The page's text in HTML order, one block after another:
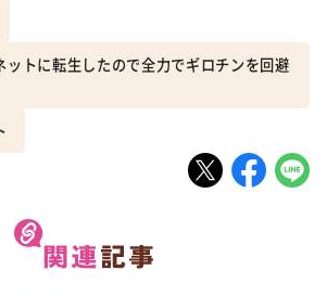
ットに転生したので全力でギロチンを回避